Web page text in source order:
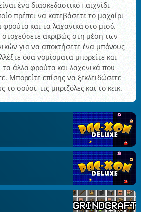
ένα διασκεδαστικό παιχνίδι
πρέπει να κατεβάσετε το μαχαίρι
φρούτα και τα λαχανικά στο μισό.
ακριβώς στη μέση των
για να αποκτήσετε ένα μπόνους
όσα νομίσματα μπορείτε και
τα άλλα φρούτα και λαχανικά που
Μπορείτε επίσης να ξεκλειδώσετε
σούσι, τις μπριζόλες και το κέικ.